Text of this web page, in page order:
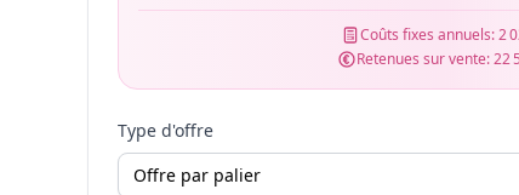
Coûts fixes annuels:2
Retenues sur vente:22
Type d'offre